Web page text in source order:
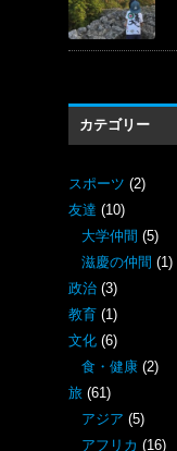
カテゴリー
スポーツ (2)
友達 (10)
大学仲間 (5)
滋慶の仲間 (1)
政治 (3)
教育 (1)
文化 (6)
食・健康 (2)
旅 (61)
アジア (5)
アフリカ (16)